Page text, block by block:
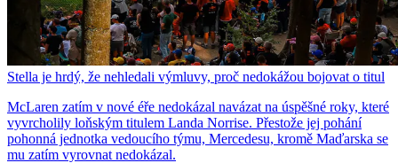
Stella je hrdý, že nehledali výmluvy, proč nedokážou bojovat o titul
McLaren zatím v nové éře nedokázal navázat na úspěšné roky, které
vyvrcholily loňským titulem Landa Norrise. Přestože jej pohání
pohonná jednotka vedoucího týmu, Mercedesu, kromě Maďarska se
mu zatím vyrovnat nedokázal.